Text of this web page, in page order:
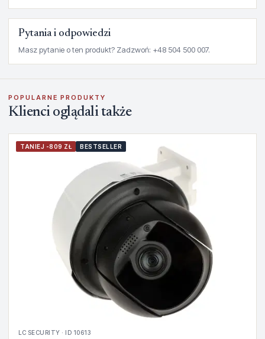
Pytania i odpowiedzi
Masz pytanie o ten produkt? Zadzwoń: +48 504 500 007.
POPULARNE PRODUKTY
Klienci oglądali także
TANIEJ -809 ZŁ BESTSELLER
LC SECURITY · ID 10613